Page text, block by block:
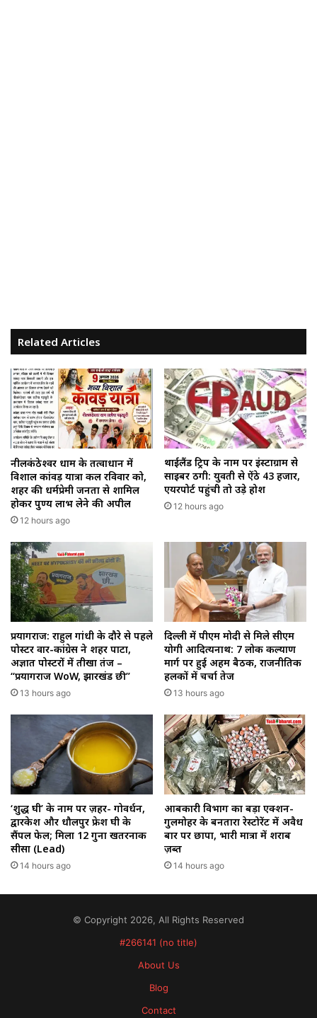
Related Articles
नीलकंठेश्वर धाम के तत्वाधान में
विशाल कांवड़ यात्रा कल रविवार को,
शहर की धर्मप्रेमी जनता से शामिल
होकर पुण्य लाभ लेने की अपील
12 hours ago
थाईलैंड ट्रिप के नाम पर इंस्टाग्राम से
साइबर ठगी: युवती से ऐंठे ₹43 हजार,
एयरपोर्ट पहुंची तो उड़े होश
12 hours ago
प्रयागराज: राहुल गांधी के दौरे से पहले
पोस्टर वार-कांग्रेस ने शहर पाटा,
अज्ञात पोस्टरों में तीखा तंज –
“प्रयागराज WoW, झारखंड छी”
13 hours ago
दिल्ली में पीएम मोदी से मिले सीएम
योगी आदित्यनाथ: 7 लोक कल्याण
मार्ग पर हुई अहम बैठक, राजनीतिक
हलकों में चर्चा तेज
13 hours ago
‘शुद्ध घी’ के नाम पर ज़हर- गोवर्धन,
द्वारकेश और धौलपुर फ्रेश घी के
सैंपल फेल; मिला 12 गुना खतरनाक
सीसा (Lead)
14 hours ago
आबकारी विभाग का बड़ा एक्शन-
गुलमोहर के बनतारा रेस्टोरेंट में अवैध
बार पर छापा, भारी मात्रा में शराब
ज़ब्त
14 hours ago
© Copyright 2026, All Rights Reserved
#266141 (no title)
About Us
Blog
Contact